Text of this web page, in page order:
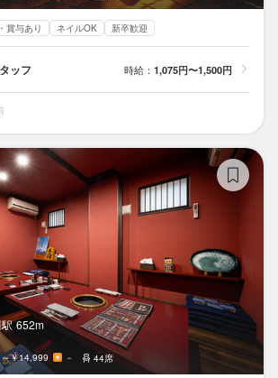
賞与あり ネイルOK 新卒歓迎
ッフ 時給： 1,075円〜1,500円
駅 652m
～￥14,999 － 44席